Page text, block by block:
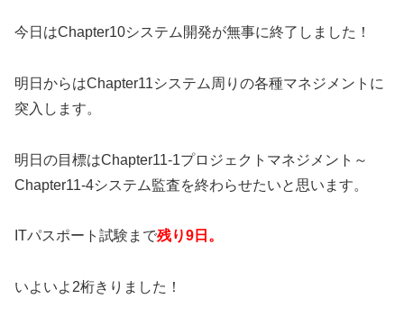
今日はChapter10システム開発が無事に終了しました！
明日からはChapter11システム周りの各種マネジメントに
突入します。
明日の目標はChapter11-1プロジェクトマネジメント～
Chapter11-4システム監査を終わらせたいと思います。
ITパスポート試験まで残り9日。
いよいよ2桁きりました！